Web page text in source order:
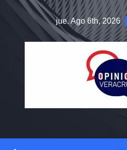
jue. Ago 6th, 2026